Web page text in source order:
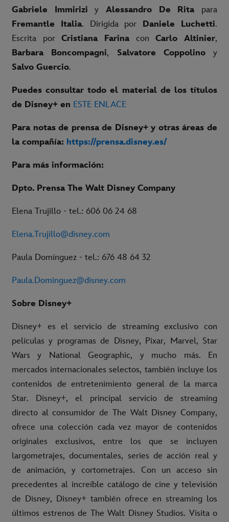
Gabriele Immirizi yAlessandro De Rita para
Fremantle Italia. Dirigida por Daniele Luchetti.
Escrita porCristiana Farina conCarlo Altinier,
Barbara Boncompagni, Salvatore Coppolinoy
Salvo Guercio.
Puedes consultar todo el material de los títulos
de Disney+ en ESTE ENLACE
Para notas de prensa de Disney+ y otras áreas de
la compañía: https://prensa.disney.es/
Para más información:
Dpto. Prensa The Walt Disney Company
Elena Trujillo - tel.: 606 06 24 68
Elena.Trujillo@disney.com
Paula Domínguez - tel.: 676 48 64 32
Paula.Dominguez@disney.com
Sobre Disney+
Disney+ es el servicio de streaming exclusivo con
películas y programas de Disney, Pixar, Marvel, Star
Wars y National Geographic, y mucho más. En
mercados internacionales selectos, también incluye los
contenidos de entretenimiento general de la marca
Star. Disney+, el principal servicio de streaming
directo al consumidor de The Walt Disney Company,
ofrece una colección cada vez mayor de contenidos
originales exclusivos, entre los que se incluyen
largometrajes, documentales, series de acción real y
de animación, y cortometrajes. Con un acceso sin
precedentes al increíble catálogo de cine y televisión
de Disney, Disney+ también ofrece en streaming los
últimos estrenos de The Walt Disney Studios. Visita o